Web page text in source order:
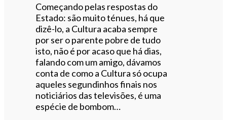
Começando pelas respostas do
Estado: são muito ténues, há que
dizê-lo, a Cultura acaba sempre
por ser o parente pobre de tudo
isto, não é por acaso que há dias,
falando com um amigo, dávamos
conta de como a Cultura só ocupa
aqueles segundinhos finais nos
noticiários das televisões, é uma
espécie de bombom…